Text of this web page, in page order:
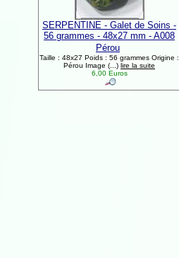
SERPENTINE - Galet de Soins -
56 grammes - 48x27 mm - A008
Pérou
Taille : 48x27 Poids : 56 grammes Origine :
Pérou Image (...) lire la suite
6,00 Euros